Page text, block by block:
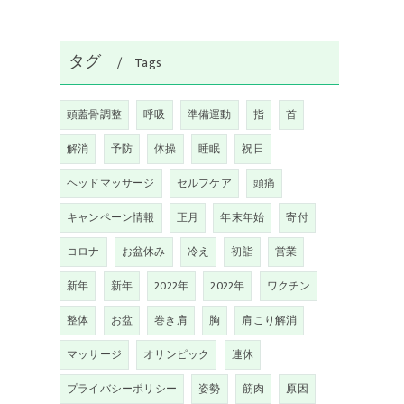
タグ Tags
頭蓋骨調整 呼吸 準備運動 指
首
解消
予防 体操 睡眠
祝日
ヘッドマッサージ
セルフケア
頭痛
キャンペーン情報
正月 年末年始
寄付
コロナ
お盆休み 冷え 初詣
営業
新年
新年 2022年 2022年
ワクチン
整体
お盆 巻き肩 胸
肩こり解消
マッサージ
オリンピック
連休
プライバシーポリシー
姿勢 筋肉
原因